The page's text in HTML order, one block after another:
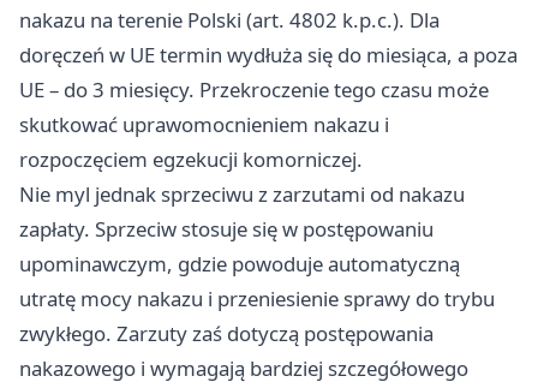
nakazu na terenie Polski (art. 4802 k.p.c.). Dla
doręczeń w UE termin wydłuża się do miesiąca, a poza
UE – do 3 miesięcy. Przekroczenie tego czasu może
skutkować uprawomocnieniem nakazu i
rozpoczęciem egzekucji komorniczej.
Nie myl jednak sprzeciwu z zarzutami od nakazu
zapłaty. Sprzeciw stosuje się w postępowaniu
upominawczym, gdzie powoduje automatyczną
utratę mocy nakazu i przeniesienie sprawy do trybu
zwykłego. Zarzuty zaś dotyczą postępowania
nakazowego i wymagają bardziej szczegółowego